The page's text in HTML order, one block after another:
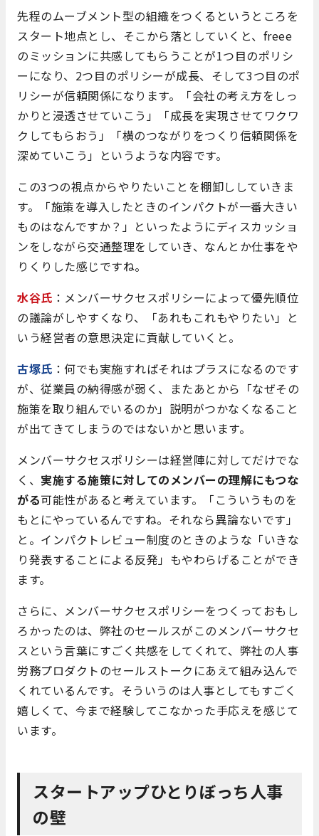
先程のムーブメント型の組織をつくるというところを
スタート地点とし、そこから落としていくと、freee
のミッションに共感してもらうことが1つ目のポリシ
ーになり、2つ目のポリシーが成長、そして3つ目のポ
リシーが信頼関係になります。「会社の考え方をしっ
かりと浸透させていこう」「成長を実現させてワクワ
クしてもらおう」「横のつながりをつくり信頼関係を
深めていこう」というような内容です。
この3つの視点からやりたいことを棚卸ししていきま
す。「施策を導入したときのインパクトが一番大きい
ものはなんですか？」といったようにディスカッショ
ンをしながら交通整理をしていき、なんとか仕事をや
りくりした感じですね。
水谷氏 ：メンバーサクセスポリシーによって優先順位
の議論がしやすくなり、「あれもこれもやりたい」と
いう経営者の意思決定に貢献していくと。
古塚氏 ：何でも実施すればそれはプラスになるのです
が、従業員の納得感が弱く、またあとから「なぜその
施策を取り組んでいるのか」説明がつかなくなること
が出てきてしまうのではないかと思います。
メンバーサクセスポリシーは経営陣に対してだけでな
く、 実施する施策に対してのメンバーの理解にもつな
がる可能性があると考えています。「こういうものを
もとにやっているんですね。それなら異論ないです」
と。インパクトレビュー制度のときのような「いきな
り発表することによる反発」もやわらげることができ
ます。
さらに、メンバーサクセスポリシーをつくっておもし
ろかったのは、弊社のセールスがこのメンバーサクセ
スという言葉にすごく共感をしてくれて、弊社の人事
労務プロダクトのセールストークにあえて組み込んで
くれているんです。そういうのは人事としてもすごく
嬉しくて、今まで経験してこなかった手応えを感じて
います。
スタートアップひとりぼっち人事
の壁